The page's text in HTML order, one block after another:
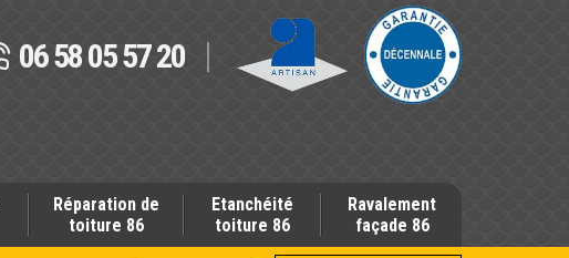
06 58 05 57 20
Réparation de
toiture 86
Etanchéité
toiture 86
Ravalement
façade 86